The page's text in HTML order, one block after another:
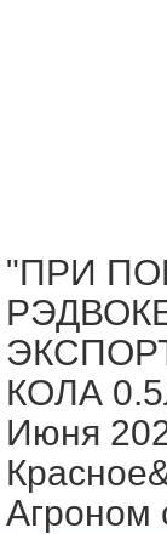
"ПРИ
КОЛА
Июня
Агроном